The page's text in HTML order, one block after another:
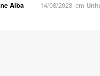
Alba 14/08/2023 em